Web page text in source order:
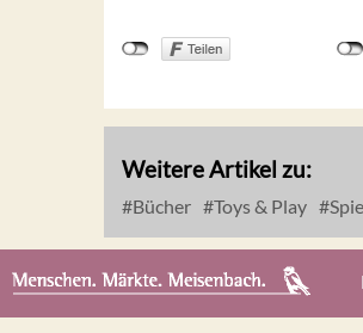
Weitere Artikel zu:
Bücher Toys & Play